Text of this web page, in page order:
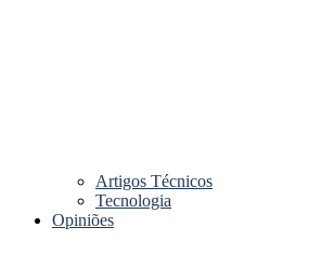
Artigos Técnicos
Tecnologia
Opiniões